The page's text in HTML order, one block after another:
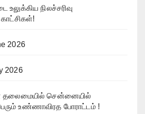
நிலச்சரிவு
காட்சிகள்!
2026
2026
தலைமையில் சென்னையில்
உண்ணாவிரத போராட்டம் !